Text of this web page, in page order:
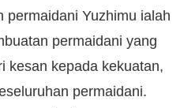
permaidani Yuzhimu ialah
permaidani yang
kesan kepada kekuatan,
permaidani.